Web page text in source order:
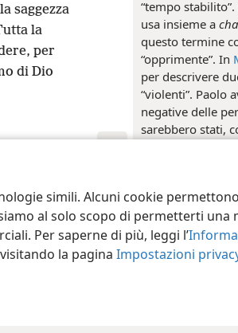
simili. Alcuni cookie
al solo scopo di permetterti una
Per saperne di più, leggi l’
la pagina Impostazioni
“tempo stabilito”.
usa insieme a
questo termine
“opprimente”. In
per descrivere
“violenti”. Paolo
negative delle
sarebbero stati,
Riferimenti
+ Mt 24:3; 1Tm
Indici
saggezza
la
per
di Dio